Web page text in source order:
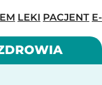
LEKI PACJENT E-